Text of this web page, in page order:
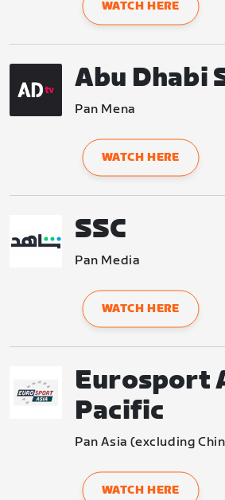
WATCH HERE
Abu Dhabi
Pan Mena
WATCH HERE
SSC
Pan Media
WATCH HERE
Eurosport
Pacific
Pan Asia (excluding
WATCH HERE